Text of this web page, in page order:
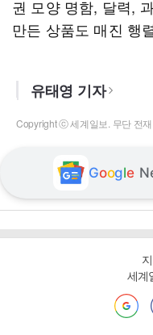
권 모양 명함, 달력,
만든 상품도 매진 행
유태영 기자
Copyright ⓒ 세계일보. 무단 전
Google
세계